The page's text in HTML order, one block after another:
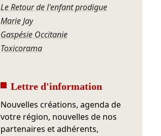
Le Retour de l'enfant prodigue
Marie Jay
Gaspésie Occitanie
Toxicorama
Lettre d'information
Nouvelles créations, agenda de
votre région, nouvelles de nos
partenaires et adhérents,